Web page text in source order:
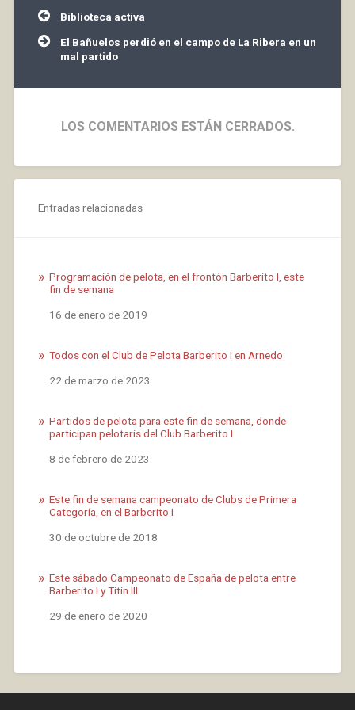
España de Clubes 2ª…
Navegación
de
entradas
Biblioteca activa
El Bañuelos perdió en el campo de La Ribera en un
mal partido
LOS COMENTARIOS ESTÁN CERRADOS.
Entradas relacionadas
Programación de pelota, en el frontón Barberito I, este
fin de semana
Fecha
16 de enero de 2019
Todos con el Club de Pelota Barberito I en Arnedo
Fecha
22 de marzo de 2023
Partidos de pelota para este fin de semana, donde
participan pelotaris del Club Barberito I
Fecha
8 de febrero de 2023
Este fin de semana campeonato de Clubs de Primera
Categoría, en el Barberito I
Fecha
30 de octubre de 2018
Este sábado Campeonato de España de pelota entre
Barberito I y Titin III
Fecha
29 de enero de 2020